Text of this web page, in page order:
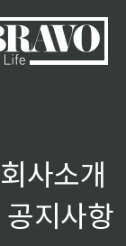
회사소개
공지사항